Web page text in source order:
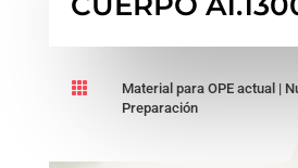
 Material para OPE actual |
Preparación